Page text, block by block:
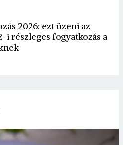
2026: ezt üzeni az
i részleges fogyatkozás a